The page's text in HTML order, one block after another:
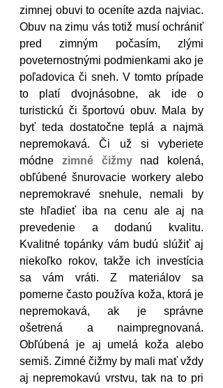
zimnej obuvi to oceníte azda najviac.
Obuv na zimu vás totiž musí ochrániť
pred zimným počasím, zlými
poveternostnými podmienkami ako je
poľadovica či sneh. V tomto prípade
to platí dvojnásobne, ak ide o
turistickú či športovú obuv. Mala by
byť teda dostatočne teplá a najmä
nepremokavá. Či už si vyberiete
módne zimné čižmy nad kolená,
obľúbené šnurovacie workery alebo
nepremokravé snehule, nemali by
ste hľadieť iba na cenu ale aj na
prevedenie a dodanú kvalitu.
Kvalitné topánky vám budú slúžiť aj
niekoľko rokov, takže ich investícia
sa vám vráti. Z materiálov sa
pomerne často používa koža, ktorá je
nepremokavá, ak je správne
ošetrená a naimpregnovaná.
Obľúbená je aj umelá koža alebo
semiš. Zimné čižmy by mali mať vždy
aj nepremokavú vrstvu, tak na to pri